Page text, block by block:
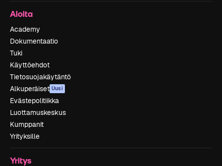
Aloita
Academy
Dokumentaatio
Tuki
Käyttöehdot
Tietosuojakäytäntö
Alkuperäiset Uusi
Evästepolitiikka
Luottamuskeskus
Kumppanit
Yrityksille
Yritys